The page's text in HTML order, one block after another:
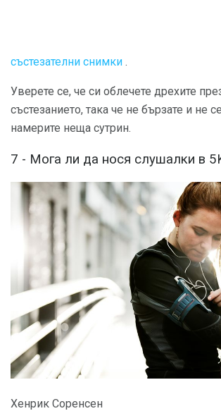
състезателни снимки .
Уверете се, че си облечете дрехите
състезанието, така че не бързате и не
намерите неща сутрин.
7 - Мога ли да нося слушалки в
Хенрик Соренсен